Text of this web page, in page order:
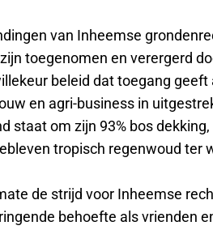
van Inheemse
toegenomen en verergerd
beleid dat toegang
en agri-business in
staat om zijn 93% bos
tropisch regenwoud ter
de strijd voor Inheemse
behoefte als vrienden